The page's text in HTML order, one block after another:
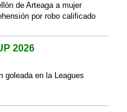
de Arteaga a mujer
por robo calificado
2026
goleada en la Leagues